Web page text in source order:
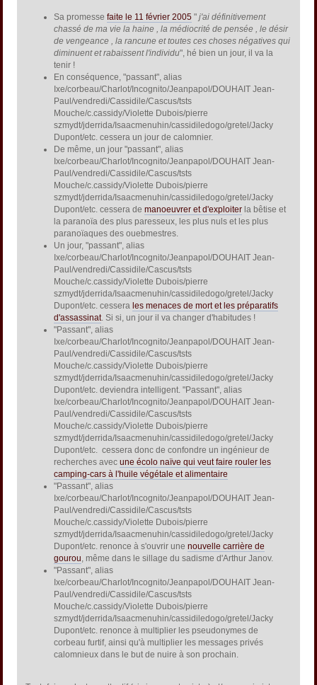
Sa promessefaite le 11 février 2005 " j'ai définitivement
chassé de ma vie la haine , la médiocrité de pensée , le désir
de vengeance , la rancune et toutes ces choses négatives qui
diminuent et rabaissent l'individu", hé bien un jour, il va la
tenir !
En conséquence, "passant", alias
Ixe/corbeau/Charlot/Incognito/Jeanpapol/DOUHAIT Jean-
Paul/vendredi/Cassidile/Cascus/tsts
Mouche/c.cassidy/Violette Dubois/pierre
szmydt/jderrida/Isaacmenuhin/cassidiledogo/gretel/Jacky
Dupont/etc. cessera un jour de calomnier.
De même, un jour "passant", alias
Ixe/corbeau/Charlot/Incognito/Jeanpapol/DOUHAIT Jean-
Paul/vendredi/Cassidile/Cascus/tsts
Mouche/c.cassidy/Violette Dubois/pierre
szmydt/jderrida/Isaacmenuhin/cassidiledogo/gretel/Jacky
Dupont/etc. cessera demanoeuvrer et d'exploiter la bêtise et
la paranoïa des plus paresseux, les plus nuls et les plus
paranoïaques des ouebmestres.
Un jour, "passant", alias
Ixe/corbeau/Charlot/Incognito/Jeanpapol/DOUHAIT Jean-
Paul/vendredi/Cassidile/Cascus/tsts
Mouche/c.cassidy/Violette Dubois/pierre
szmydt/jderrida/Isaacmenuhin/cassidiledogo/gretel/Jacky
Dupont/etc. cesserales menaces de mort et les préparatifs
d'assassinat. Si si, un jour il va changer d'habitudes !
"Passant", alias
Ixe/corbeau/Charlot/Incognito/Jeanpapol/DOUHAIT Jean-
Paul/vendredi/Cassidile/Cascus/tsts
Mouche/c.cassidy/Violette Dubois/pierre
szmydt/jderrida/Isaacmenuhin/cassidiledogo/gretel/Jacky
Dupont/etc. deviendra intelligent. "Passant", alias
Ixe/corbeau/Charlot/Incognito/Jeanpapol/DOUHAIT Jean-
Paul/vendredi/Cassidile/Cascus/tsts
Mouche/c.cassidy/Violette Dubois/pierre
szmydt/jderrida/Isaacmenuhin/cassidiledogo/gretel/Jacky
Dupont/etc. cessera donc de confondre un ingénieur de
recherches avecune écolo naïve qui veut faire rouler les
camping-cars à l'huile végétale et alimentaire
"Passant", alias
Ixe/corbeau/Charlot/Incognito/Jeanpapol/DOUHAIT Jean-
Paul/vendredi/Cassidile/Cascus/tsts
Mouche/c.cassidy/Violette Dubois/pierre
szmydt/jderrida/Isaacmenuhin/cassidiledogo/gretel/Jacky
Dupont/etc. renonce à s'ouvrir unenouvelle carrière de
gourou , même dans le sillage du sadisme d'Arthur Janov.
"Passant", alias
Ixe/corbeau/Charlot/Incognito/Jeanpapol/DOUHAIT Jean-
Paul/vendredi/Cassidile/Cascus/tsts
Mouche/c.cassidy/Violette Dubois/pierre
szmydt/jderrida/Isaacmenuhin/cassidiledogo/gretel/Jacky
Dupont/etc. renonce à multiplier les pseudonymes de
corbeau furtif, ainsi qu'à multiplier les messages privés
calomnieux dans le but de nuire à son prochain.